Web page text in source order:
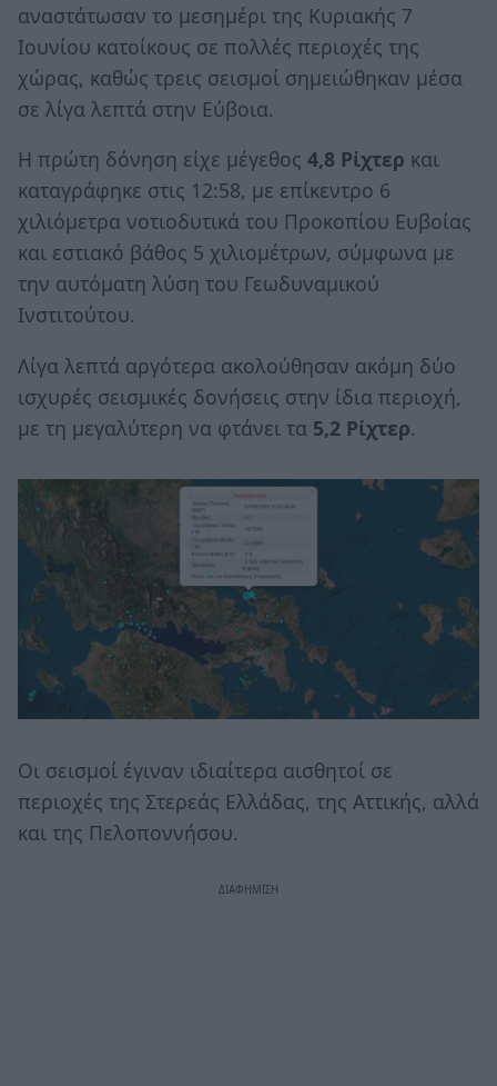
αναστάτωσαν το μεσημέρι της Κυριακής 7
Ιουνίου κατοίκους σε πολλές περιοχές της
χώρας, καθώς τρεις σεισμοί σημειώθηκαν μέσα
σε λίγα λεπτά στην Εύβοια.
Η πρώτη δόνηση είχε μέγεθος 4,8 Ρίχτερ και
καταγράφηκε στις 12:58, με επίκεντρο 6
χιλιόμετρα νοτιοδυτικά του Προκοπίου Ευβοίας
και εστιακό βάθος 5 χιλιομέτρων, σύμφωνα με
την αυτόματη λύση του Γεωδυναμικού
Ινστιτούτου.
Λίγα λεπτά αργότερα ακολούθησαν ακόμη δύο
ισχυρές σεισμικές δονήσεις στην ίδια περιοχή,
με τη μεγαλύτερη να φτάνει τα 5,2 Ρίχτερ.
Οι σεισμοί έγιναν ιδιαίτερα αισθητοί σε
περιοχές της Στερεάς Ελλάδας, της Αττικής, αλλά
και της Πελοποννήσου.